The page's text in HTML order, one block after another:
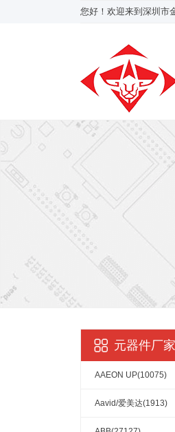
您好！欢迎来到深圳市
元器件厂家
AAEON UP(10075)
Aavid/爱美达(1913)